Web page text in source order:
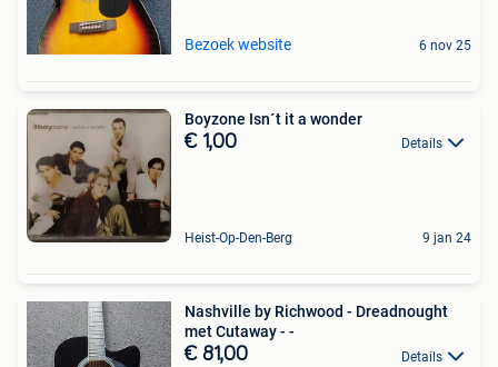
Bezoek website 6 nov 25
Boyzone Isn´t it a wonder
€ 1,00 Details
Heist-Op-Den-Berg 9 jan 24
Nashville by Richwood - Dreadnought
met Cutaway - -
€ 81,00 Details